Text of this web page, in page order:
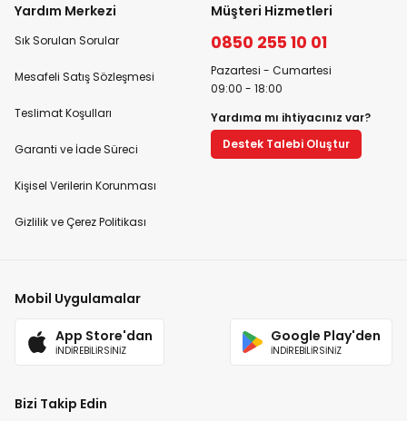
Yardım Merkezi
Sık Sorulan Sorular
Mesafeli Satış Sözleşmesi
Teslimat Koşulları
Garanti ve İade Süreci
Kişisel Verilerin Korunması
Gizlilik ve Çerez Politikası
Müşteri Hizmetleri
0850 255 10 01
Pazartesi - Cumartesi
09:00 - 18:00
Yardıma mı ihtiyacınız var?
Destek Talebi Oluştur
Mobil Uygulamalar
App Store'dan
İNDİREBİLİRSİNİZ
Google Play'den
İNDİREBİLİRSİNİZ
Bizi Takip Edin